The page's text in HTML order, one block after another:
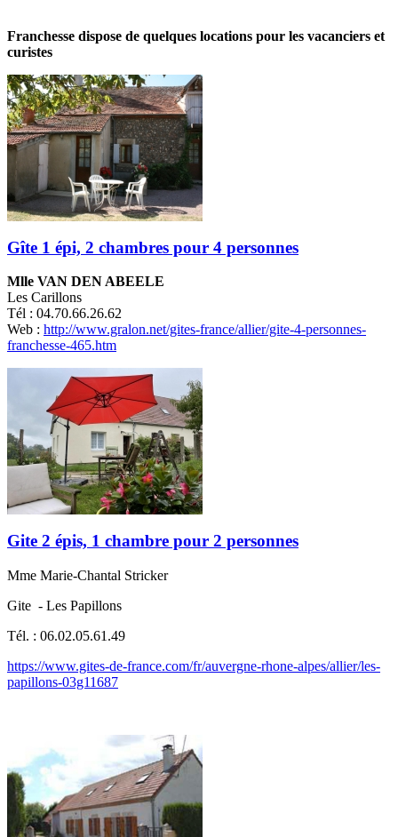
Franchesse dispose de quelques locations pour les vacanciers et
curistes
Gîte 1 épi, 2 chambres pour 4 personnes
Mlle VAN DEN ABEELE
Les Carillons
Tél : 04.70.66.26.62
Web : http://www.gralon.net/gites-france/allier/gite-4-personnes-
franchesse-465.htm
Gite 2 épis, 1 chambre pour 2 personnes
Mme Marie-Chantal Stricker
Gite - Les Papillons
Tél. : 06.02.05.61.49
https://www.gites-de-france.com/fr/auvergne-rhone-alpes/allier/les-
papillons-03g11687